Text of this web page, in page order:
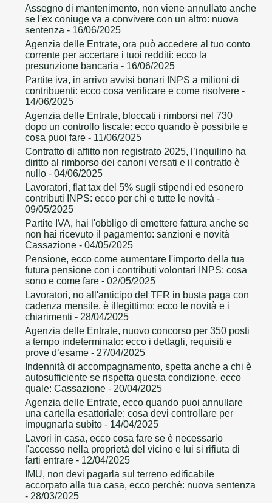
Assegno di mantenimento, non viene annullato anche
se l'ex coniuge va a convivere con un altro: nuova
sentenza - 16/06/2025
Agenzia delle Entrate, ora può accedere al tuo conto
corrente per accertare i tuoi redditi: ecco la
presunzione bancaria - 16/06/2025
Partite iva, in arrivo avvisi bonari INPS a milioni di
contribuenti: ecco cosa verificare e come risolvere -
14/06/2025
Agenzia delle Entrate, bloccati i rimborsi nel 730
dopo un controllo fiscale: ecco quando è possibile e
cosa puoi fare - 11/06/2025
Contratto di affitto non registrato 2025, l’inquilino ha
diritto al rimborso dei canoni versati e il contratto è
nullo - 04/06/2025
Lavoratori, flat tax del 5% sugli stipendi ed esonero
contributi INPS: ecco per chi e tutte le novità -
09/05/2025
Partite IVA, hai l'obbligo di emettere fattura anche se
non hai ricevuto il pagamento: sanzioni e novità
Cassazione - 04/05/2025
Pensione, ecco come aumentare l'importo della tua
futura pensione con i contributi volontari INPS: cosa
sono e come fare - 02/05/2025
Lavoratori, no all'anticipo del TFR in busta paga con
cadenza mensile, è illegittimo: ecco le novità e i
chiarimenti - 28/04/2025
Agenzia delle Entrate, nuovo concorso per 350 posti
a tempo indeterminato: ecco i dettagli, requisiti e
prove d’esame - 27/04/2025
Indennità di accompagnamento, spetta anche a chi è
autosufficiente se rispetta questa condizione, ecco
quale: Cassazione - 20/04/2025
Agenzia delle Entrate, ecco quando puoi annullare
una cartella esattoriale: cosa devi controllare per
impugnarla subito - 14/04/2025
Lavori in casa, ecco cosa fare se è necessario
l'accesso nella proprietà del vicino e lui si rifiuta di
farti entrare - 12/04/2025
IMU, non devi pagarla sul terreno edificabile
accorpato alla tua casa, ecco perchè: nuova sentenza
- 28/03/2025